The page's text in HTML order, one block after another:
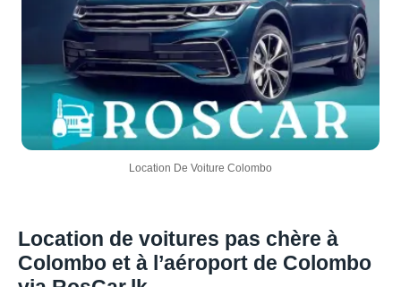
Location De Voiture Colombo
Location de voitures pas chère à
Colombo et à l’aéroport de Colombo